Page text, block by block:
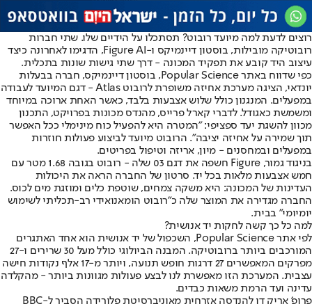
רוצים לדעת למה מיועד רובוט? תסתכלו על הידיים שלו. שתי חברות
רובוטיקה מובילות, בוסטון דיינמיקס ו-Figure AI, הדגימו לאחרונה כיצד
עיצוב היד קובע את תפקיד המכונה - דרך שתי גישות שונות בתכלית.
כפי שדווח באתר Popular Science
, בוסטון דיינמיקס, חברה בבעלות
יונדאי, הציגה מערכת אחיזה משופרת לרובוט Atlas - דגם המיועד לעבודה
במפעלים. המנגנון כולל שלוש אצבעות בלבד, כאשר האחת ארוכה במיוחד
ומשמשת כאגודל. לדברי קארל פרייס, מהנדס מכונות בפרויקט, התכנון
מכוון להשגת יעד ספציפי: "המטרה היא להפעיל כוח מינימלי ככל האפשר
תוך שמירה על אחיזה יציבה". הרובוט מיועד לביצוע פעולות חוזרות
במפעלים ובמחסנים - מיון, אריזה וטיפול בפריטים.
בניגוד גמור, Figure חשפה את דגם 03 שלה - רובוט בגובה 1.68 מטר עם
חמש אצבעות מלאות בכל יד. סרטון של החברה הראה את היכולות
העדינות של המכונה: היא משקה צמחים, שוטפת כלים ומוזגת מים לכוס.
החברה מגדירה את המוצר שלה כ"רובוט הומאנואידי רב-תכליתי לשימוש
יומיומי" בבית.
למה כל כך קשה לחקות יד אנושית?
לפי אתר Popular Science, השכפול של יד אנושית הוא אחד האתגרים
המורכבים ביותר ברובוטיקה. המבנה הביולוגי כולל מעל 30 שרירים ו-27
מפרקים המאפשרים 27 דרגות חופש תנועה, ויותר מ-17 אלף נקודות חישה
עצבית. המערכת הזו מאפשרת לנו לבצע פעולות מגוונות ביותר - מהקלדה
עדינה ועד הרמת משאות כבדים.
פרופ' אריק דו להנדסה אזרחית מאוניברסיטת פלורידה הסביר ל-BBC